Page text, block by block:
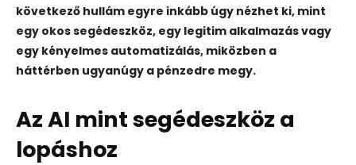
következő hullám egyre inkább úgy nézhet ki, mint
egy okos segédeszköz, egy legitim alkalmazás vagy
egy kényelmes automatizálás, miközben a
háttérben ugyanúgy a pénzedre megy.
Az AI mint segédeszköz a
lopáshoz